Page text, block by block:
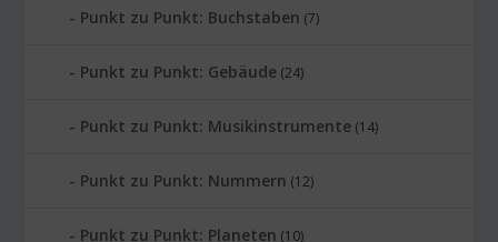
Punkt zu Punkt: Buchstaben (7)
Punkt zu Punkt: Gebäude (24)
Punkt zu Punkt: Musikinstrumente (14)
Punkt zu Punkt: Nummern (12)
Punkt zu Punkt: Planeten (10)